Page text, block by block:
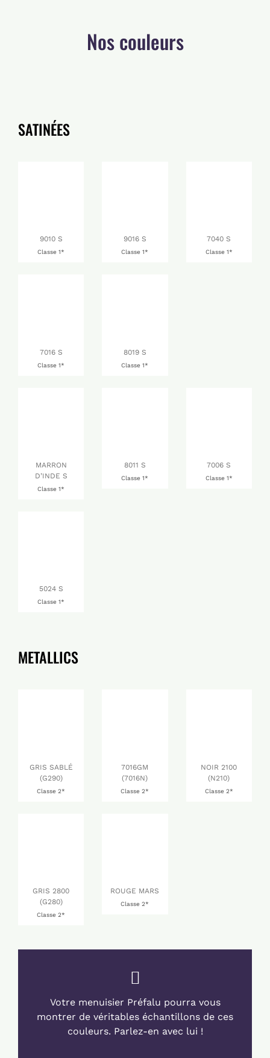
Nos couleurs
SATINÉES
9010 S
Classe 1*
9016 S
Classe 1*
7040 S
Classe 1*
7016 S
Classe 1*
8019 S
Classe 1*
MARRON
D’INDE S
Classe 1*
8011 S
Classe 1*
7006 S
Classe 1*
5024 S
Classe 1*
METALLICS
GRIS SABLÉ
(G290)
Classe 2*
7016GM
(7016N)
Classe 2*
NOIR 2100
(N210)
Classe 2*
GRIS 2800
(G280)
Classe 2*
ROUGE MARS
Classe 2*
Votre menuisier Préfalu pourra vous
montrer de véritables échantillons de ces
couleurs. Parlez-en avec lui !